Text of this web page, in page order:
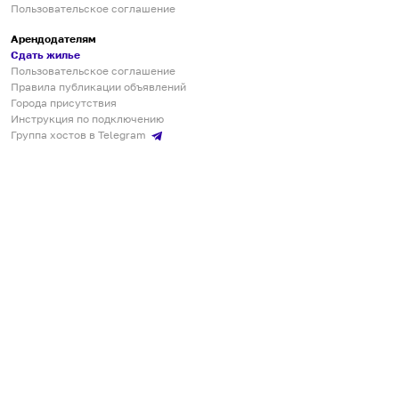
Пользовательское соглашение
Арендодателям
Сдать жилье
Пользовательское соглашение
Правила публикации объявлений
Города присутствия
Инструкция по подключению
Группа хостов в Telegram